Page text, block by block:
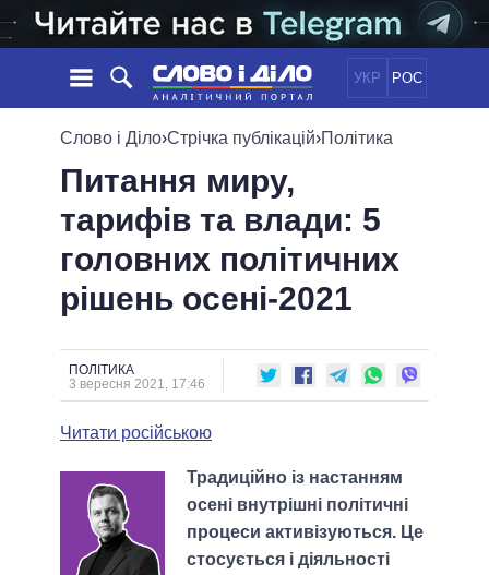
УКР РОС
НОВИНИ
СТРІЧКА
ПОДІЇ
СТАТТІ
ДУМКИ
ОГЛЯДИ
ДАЙДЖЕСТИ
ПОЛІТИКА
ЕКОНОМІКА
СУСПІЛЬСТВО
СВІТ
ОБIЦЯНКИ
ПОЛIТИКИ
УСІ ПОЛІТИКИ
ПРЕЗИДЕНТ І ОФІС
ВЕРХОВНА РАДА
КАБІНЕТ МІНІСТРІВ
МЕРИ МІСТ
ВСІ ПЕРСОНИ
ІНФОГРАФІКА
ПІДТРИМАТИ
ПОРІВНЯННЯ ПОЛІТИКІВ
Слово і Діло›Стрічка публікацій›Політика
Питання миру,
тарифів та влади: 5
головних політичних
рішень осені-2021
ПОЛІТИКА
3 вересня 2021, 17:46
Читати російською
Традиційно із настанням
осені внутрішні політичні
процеси активізуються. Це
стосується і діяльності